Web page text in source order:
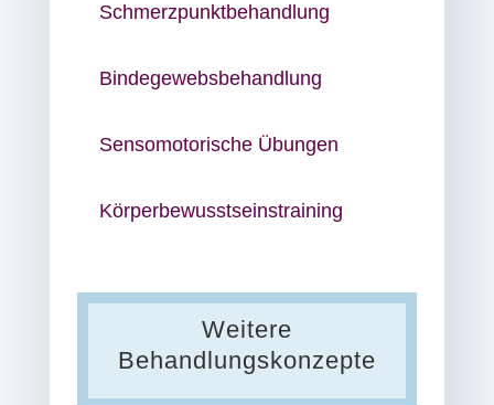
Schmerzpunkt­behandlung
Bindegewebsbehandlung
Sensomotorische Übungen
Körperbewusstseins­training
Weitere
Behandlungskonzepte